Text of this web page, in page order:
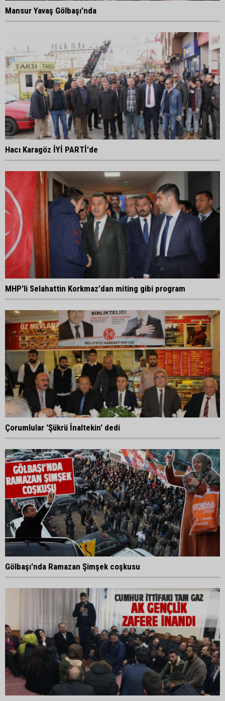
Mansur Yavaş Gölbaşı'nda
Hacı Karagöz İYİ PARTİ'de
MHP'li Selahattin Korkmaz'dan miting gibi program
Çorumlular 'Şükrü İnaltekin' dedi
Gölbaşı'nda Ramazan Şimşek coşkusu